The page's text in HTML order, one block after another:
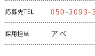
応募先TEL 050-3093-
採用担当 アベ